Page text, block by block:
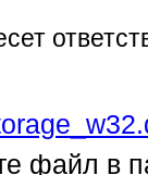
файл в